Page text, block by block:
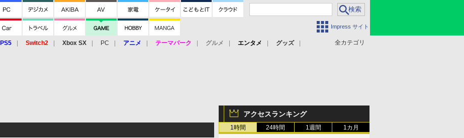
Impress サイト
全カテゴリ
PS5 Switch2 Xbox SX PC アニメ テーマパーク グルメ エンタメ
グッズ
アクセスランキング
1時間 24時間 1週間 1カ月